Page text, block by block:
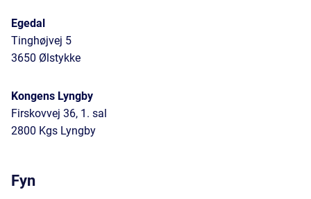
Egedal
Tinghøjvej 5
3650 Ølstykke
Kongens Lyngby
Firskovvej 36, 1. sal
2800 Kgs Lyngby
Fyn